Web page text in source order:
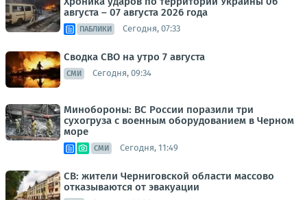
августа – 07 августа 2026 года
ПАБЛИКИ Сегодня, 07:33
Сводка СВО на утро 7 августа
СМИ Сегодня, 09:34
Минобороны: ВС России поразили три
сухогруза с военным оборудованием в Черном
море
СМИ Сегодня, 11:49
СВ: жители Черниговской области массово
отказываются от эвакуации